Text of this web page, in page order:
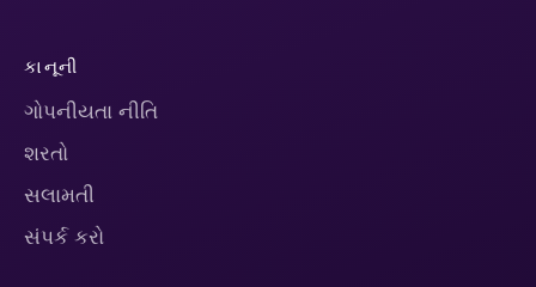
કાનૂની
ગોપનીયતા નીતિ
શરતો
સલામતી
સંપર્ક કરો